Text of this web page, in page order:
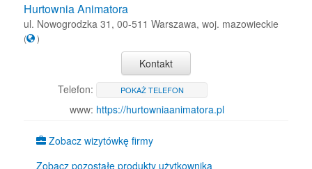
Hurtownia Animatora
ul. Nowogrodzka 31, 00-511 Warszawa, woj. mazowieckie
( )
Kontakt
Telefon:
POKAŻ TELEFON
www: https://hurtowniaanimatora.pl
Zobacz wizytówkę firmy
Zobacz pozostałe produkty użytkownika